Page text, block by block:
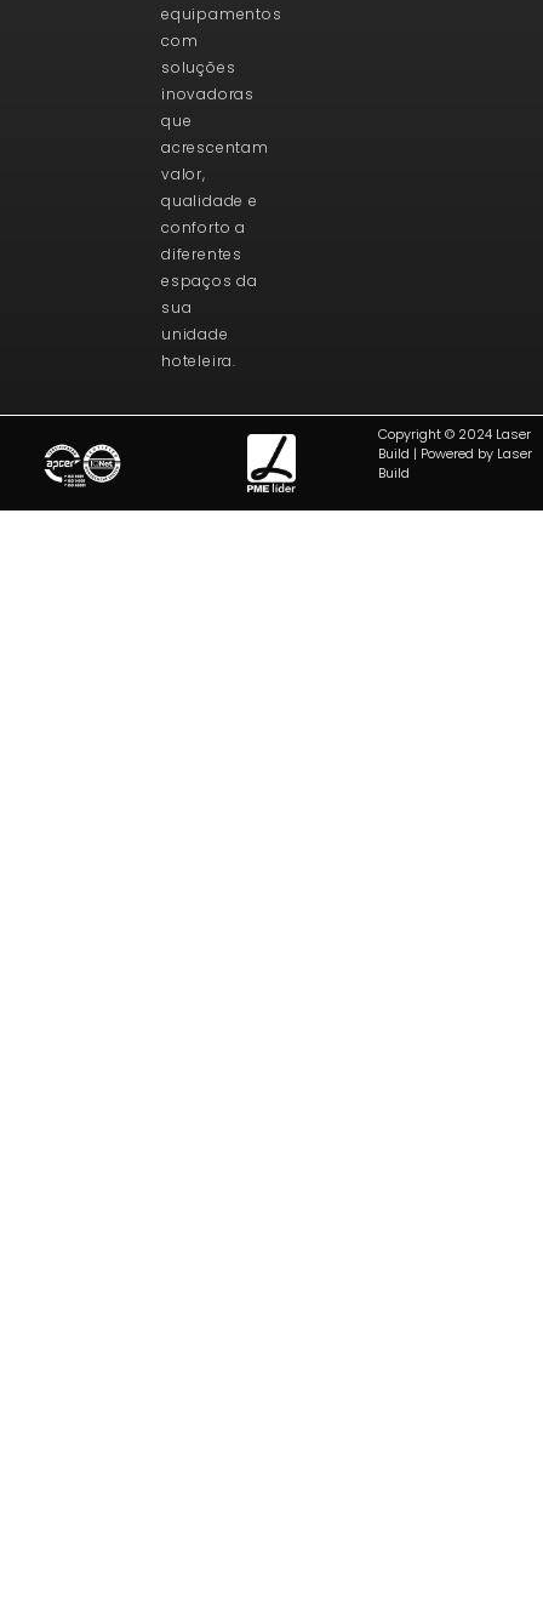
equipamentos
com
soluções
inovadoras
que
acrescentam
valor,
qualidade e
conforto a
diferentes
espaços da
sua
unidade
hoteleira.
Copyright © 2024 Laser
Build | Powered by Laser
Build